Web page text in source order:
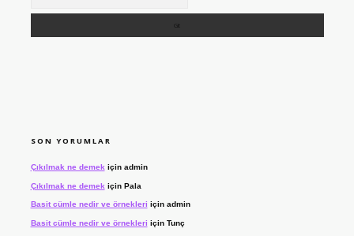
SON YORUMLAR
Çıkılmak ne demek için admin
Çıkılmak ne demek için Pala
Basit cümle nedir ve örnekleri için admin
Basit cümle nedir ve örnekleri için Tunç